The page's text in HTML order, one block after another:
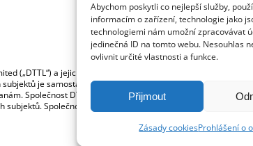
Abychom poskytli co nejlepší služby,
informacím o zařízení, technologie jako
technologiemi nám umožní zpracovávat
jedinečná ID na tomto webu. Nesouhlas
ovlivnit určité vlastnosti a funkce.
Přijmout
Zásady cookiesProhlášení o
(„DTTL“) a jejich dceřiné a přidružené subjekty (souhrnně
je samostatným a nezávislým právním subjektem, který
Společnost DTTL a každá členská společnost a přidružený
Společnost DTTL služby klientům neposkytuje. Více